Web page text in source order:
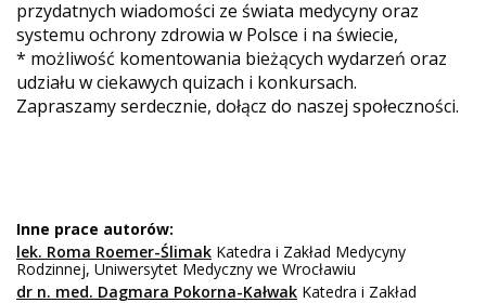
przydatnych wiadomości ze świata medycyny oraz
systemu ochrony zdrowia w Polsce i na świecie,
* możliwość komentowania bieżących wydarzeń oraz
udziału w ciekawych quizach i konkursach.
Zapraszamy serdecznie, dołącz do naszej społeczności.
Inne prace autorów:
lek. Roma Roemer-Ślimak Katedra i Zakład Medycyny
Rodzinnej, Uniwersytet Medyczny we Wrocławiu
dr n. med. Dagmara Pokorna-Kałwak Katedra i Zakład